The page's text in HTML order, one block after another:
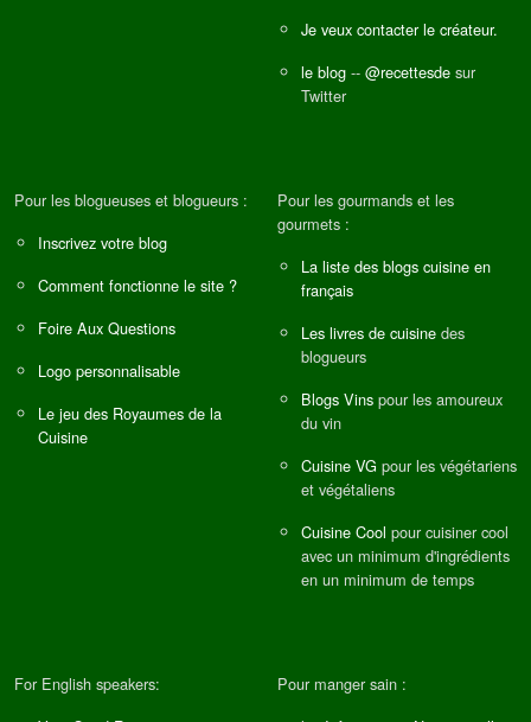
Je veux contacter le créateur.
le blog -- @recettesde sur
Twitter
Pour les blogueuses et blogueurs :
Inscrivez votre blog
Comment fonctionne le site ?
Foire Aux Questions
Logo personnalisable
Le jeu des Royaumes de la
Cuisine
Pour les gourmands et les
gourmets :
La liste des blogs cuisine en
français
Les livres de cuisine des
blogueurs
Blogs Vins pour les amoureux
du vin
Cuisine VG pour les végétariens
et végétaliens
Cuisine Cool pour cuisiner cool
avec un minimum d'ingrédients
en un minimum de temps
For English speakers:
Pour manger sain :